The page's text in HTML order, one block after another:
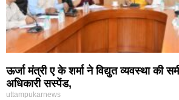
ऊर्जा मंत्री ए के शर्मा ने विद्युत व्यवस्था की
अधिकारी सस्पेंड,
uttampukarnews